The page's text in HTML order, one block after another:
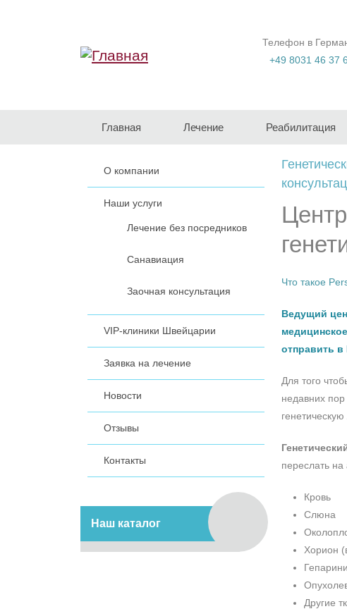
Телефон в
+49 8031 46 37
Главная Лечение Реабилитация
О компании
Наши услуги
Лечение без посредников
Санавиация
Заочная консультация
VIP-клиники Швейцарии
Заявка на лечение
Новости
Отзывы
Контакты
Наш каталог
Что такое
Ведущий
отправить в
Для того
недавних пор
переслать на
Кровь
Слюна
Хорион
Другие